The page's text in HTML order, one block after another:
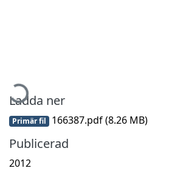
Ladda ner
Primär fil 166387.pdf(8.26 MB)
Publicerad
2012